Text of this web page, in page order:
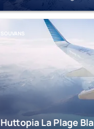
SOUVANS
Huttopia La Plage